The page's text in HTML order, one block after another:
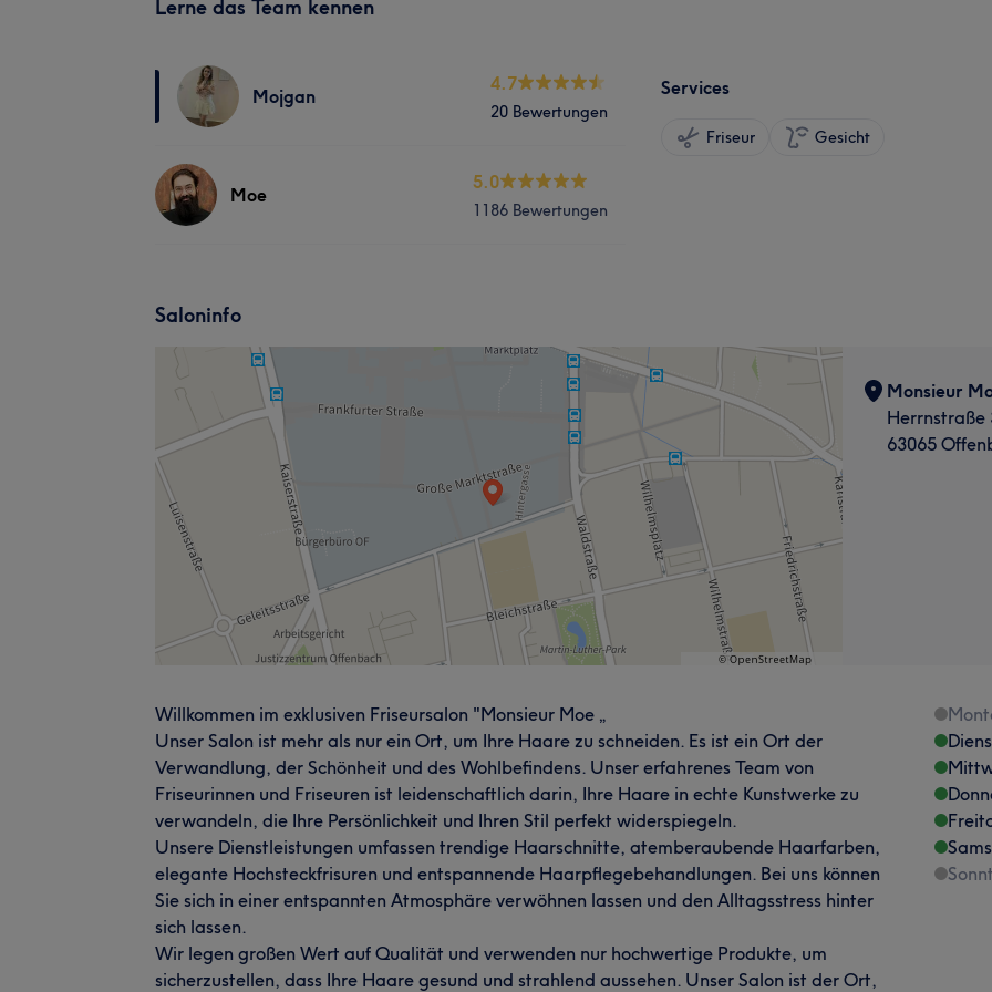
Lerne das Team kennen
Mojgan
4.7
20 Bewertungen
Moe
5.0
1186 Bewertungen
Services
Friseur Gesicht
Saloninfo
Monsieur
Herrnstraße
63065
Willkommen im exklusiven Friseursalon "Monsieur Moe „
Unser Salon ist mehr als nur ein Ort, um Ihre Haare zu schneiden. Es ist ein Ort der
Verwandlung, der Schönheit und des Wohlbefindens. Unser erfahrenes Team von
Friseurinnen und Friseuren ist leidenschaftlich darin, Ihre Haare in echte Kunstwerke zu
verwandeln, die Ihre Persönlichkeit und Ihren Stil perfekt widerspiegeln.
Unsere Dienstleistungen umfassen trendige Haarschnitte, atemberaubende Haarfarben,
elegante Hochsteckfrisuren und entspannende Haarpflegebehandlungen. Bei uns können
Sie sich in einer entspannten Atmosphäre verwöhnen lassen und den Alltagsstress hinter
sich lassen.
Wir legen großen Wert auf Qualität und verwenden nur hochwertige Produkte, um
sicherzustellen, dass Ihre Haare gesund und strahlend aussehen. Unser Salon ist der Ort,